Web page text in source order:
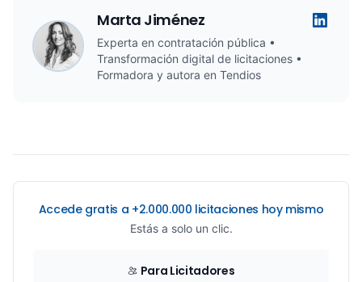
Marta Jiménez
Experta en contratación pública •
Transformación digital de licitaciones •
Formadora y autora en Tendios
Accede gratis a +2.000.000 licitaciones hoy mismo
Estás a solo un clic.
Para Licitadores